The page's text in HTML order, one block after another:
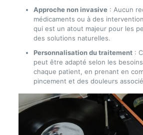
Approche non invasive: Aucun
médicaments ou à des
qui est un atout majeur pour les
des solutions naturelles.
Personnalisation du traitement:
peut être adapté selon les
chaque patient, en prenant en
pincement et des douleurs